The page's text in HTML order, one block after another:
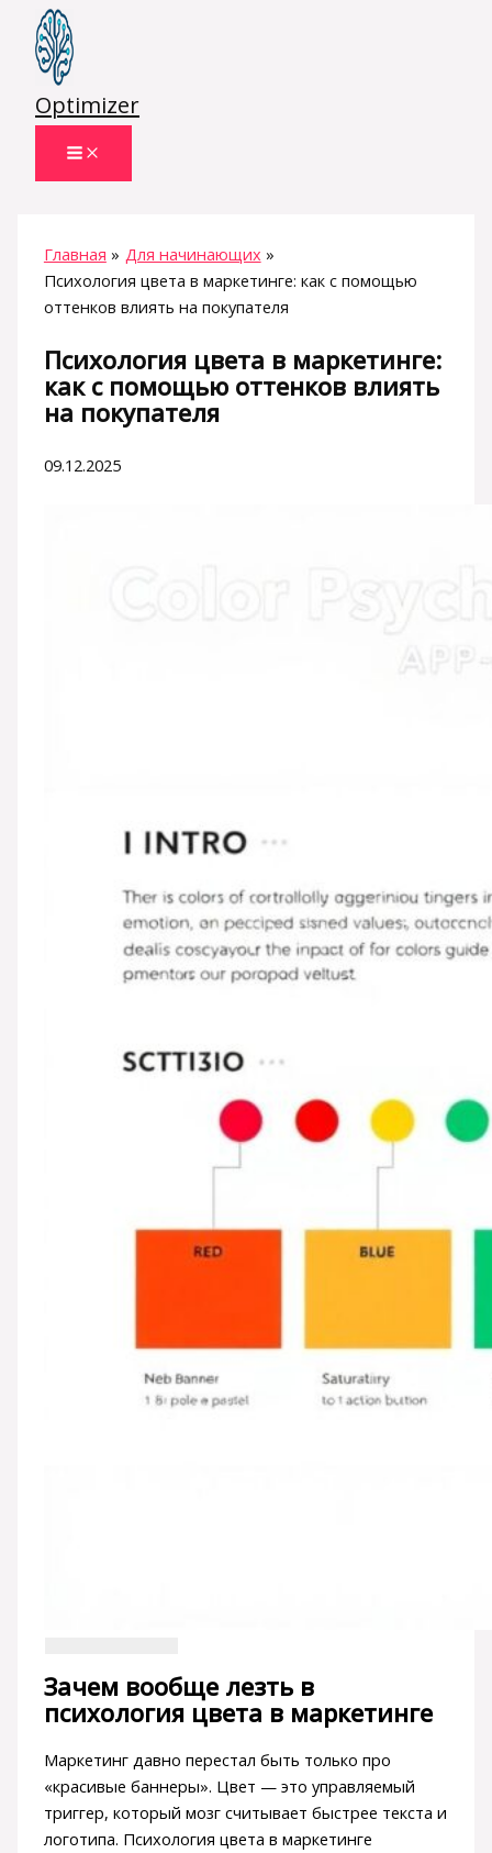
Перейти
содержимому
Optimizer
Главная
Для начинающих
Психология цвета в маркетинге: как с помощью
оттенков влиять на покупателя
Психология цвета в маркетинге:
как с помощью оттенков влиять
на покупателя
09.12.2025
Зачем вообще лезть в
психология цвета в маркетинге
Маркетинг давно перестал быть только про
«красивые баннеры». Цвет — это управляемый
триггер, который мозг считывает быстрее текста и
логотипа. Психология цвета в маркетинге